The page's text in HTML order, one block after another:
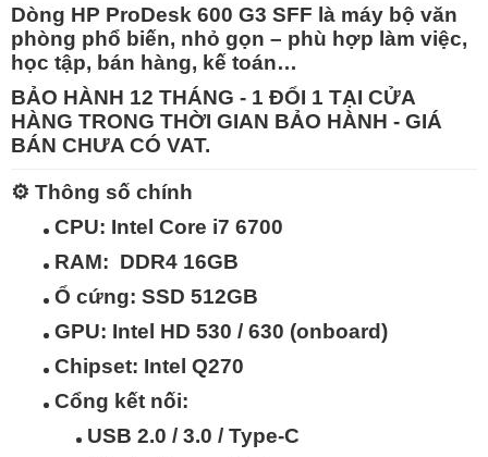
Dòng HP ProDesk 600 G3 SFF là máy bộ văn
phòng phổ biến, nhỏ gọn – phù hợp làm việc,
học tập, bán hàng, kế toán…
BẢO HÀNH 12 THÁNG - 1 ĐỔI 1 TẠI CỬA
HÀNG TRONG THỜI GIAN BẢO HÀNH - GIÁ
BÁN CHƯA CÓ VAT.
⚙️ Thông số chính
CPU: Intel Core i7 6700
RAM: DDR4 16GB
Ổ cứng: SSD 512GB
GPU: Intel HD 530 / 630 (onboard)
Chipset: Intel Q270
Cổng kết nối:
USB 2.0 / 3.0 / Type-C